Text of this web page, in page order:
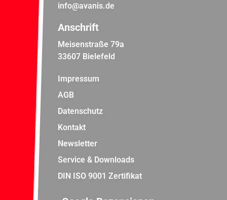
info@avanis.de
Anschrift
Meisenstraße 79a
33607 Bielefeld
Impressum
AGB
Datenschutz
Kontakt
Newsletter
Service & Downloads
DIN ISO 9001 Zertifikat